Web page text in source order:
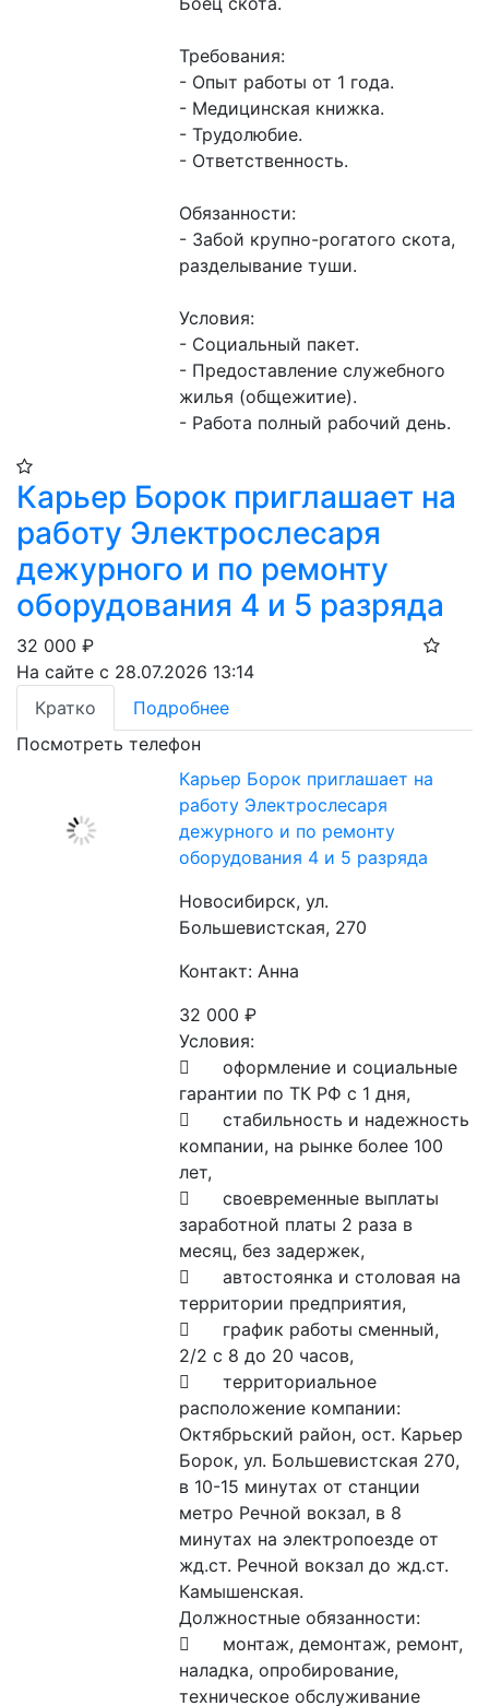
Требования:
- Опыт работы от 1 года.
- Медицинская книжка.
- Трудолюбие.
- Ответственность.
Обязанности:
- Забой крупно-рогатого скота,
разделывание туши.
Условия:
- Социальный пакет.
- Предоставление служебного
жилья (общежитие).
- Работа полный рабочий день.
Карьер Борок приглашает на
работу Электрослесаря
дежурного и по ремонту
оборудования 4 и 5 разряда
32 000 ₽
На сайте с 28.07.2026 13:14
Кратко
Подробнее
Посмотреть телефон
Карьер Борок приглашает на
работу Электрослесаря
дежурного и по ремонту
оборудования 4 и 5 разряда
Новосибирск, ул.
Большевистская, 270
Контакт: Анна
32 000₽
Условия:
	оформление и социальные
гарантии по ТК РФ с 1 дня,
	стабильность и надежность
компании, на рынке более 100
лет,
	своевременные выплаты
заработной платы 2 раза в
месяц, без задержек,
	автостоянка и столовая на
территории предприятия,
	график работы сменный,
2/2 с 8 до 20 часов,
	территориальное
расположение компании:
Октябрьский район, ост. Карьер
Борок, ул. Большевистская 270,
в 10-15 минутах от станции
метро Речной вокзал, в 8
минутах на электропоезде от
жд.ст. Речной вокзал до жд.ст.
Камышенская.
Должностные обязанности:
	монтаж, демонтаж, ремонт,
наладка, опробирование,
техническое обслуживание